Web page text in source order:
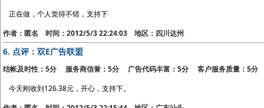
正在做，个人觉得不错，支持下
作者：匿名 时间：2012/5/3 22:24:03 地区：四川达州
6. 点评：双E广告联盟
结帐及时性：5分 服务商信誉：5分 广告代码丰富：5分 客户服务质量：5分
今天刚收到126.38元，开心，支持下。